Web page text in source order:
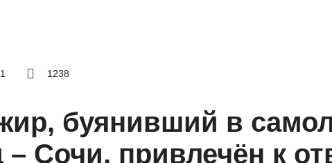
1238
буянивший в
Сочи, привлечён к